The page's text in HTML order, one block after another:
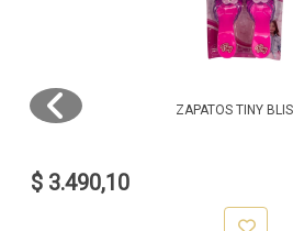
ZAPATOS TINY
$ 3.490,10